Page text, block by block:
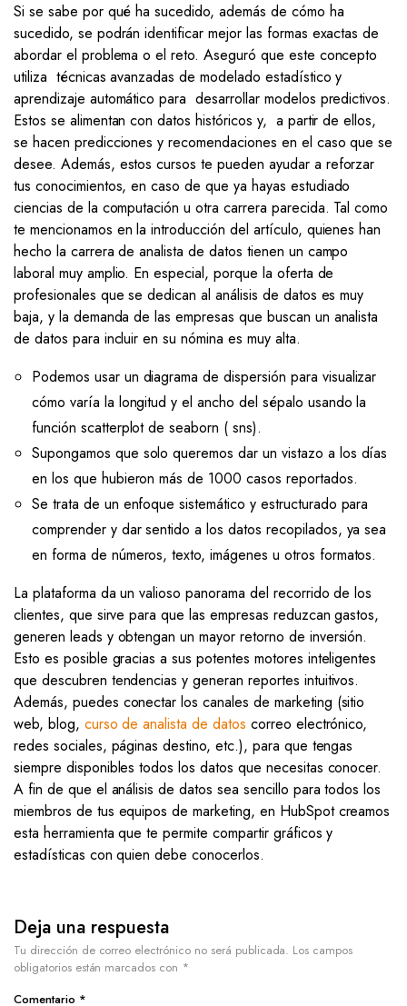
Si se sabe por qué ha sucedido, además de cómo ha
sucedido, se podrán identificar mejor las formas exactas de
abordar el problema o el reto. Aseguró que este concepto
utiliza técnicas avanzadas de modelado estadístico y
aprendizaje automático para desarrollar modelos predictivos.
Estos se alimentan con datos históricos y, a partir de ellos,
se hacen predicciones y recomendaciones en el caso que se
desee. Además, estos cursos te pueden ayudar a reforzar
tus conocimientos, en caso de que ya hayas estudiado
ciencias de la computación u otra carrera parecida. Tal como
te mencionamos en la introducción del artículo, quienes han
hecho la carrera de analista de datos tienen un campo
laboral muy amplio. En especial, porque la oferta de
profesionales que se dedican al análisis de datos es muy
baja, y la demanda de las empresas que buscan un analista
de datos para incluir en su nómina es muy alta.
Podemos usar un diagrama de dispersión para visualizar
cómo varía la longitud y el ancho del sépalo usando la
función scatterplot de seaborn ( sns).
Supongamos que solo queremos dar un vistazo a los días
en los que hubieron más de 1000 casos reportados.
Se trata de un enfoque sistemático y estructurado para
comprender y dar sentido a los datos recopilados, ya sea
en forma de números, texto, imágenes u otros formatos.
La plataforma da un valioso panorama del recorrido de los
clientes, que sirve para que las empresas reduzcan gastos,
generen leads y obtengan un mayor retorno de inversión.
Esto es posible gracias a sus potentes motores inteligentes
que descubren tendencias y generan reportes intuitivos.
Además, puedes conectar los canales de marketing (sitio
web, blog, curso de analista de datos correo electrónico,
redes sociales, páginas destino, etc.), para que tengas
siempre disponibles todos los datos que necesitas conocer.
A fin de que el análisis de datos sea sencillo para todos los
miembros de tus equipos de marketing, en HubSpot creamos
esta herramienta que te permite compartir gráficos y
estadísticas con quien debe conocerlos.
Deja una respuesta
Tu dirección de correo electrónico no será publicada. Los campos
obligatorios están marcados con *
Comentario *